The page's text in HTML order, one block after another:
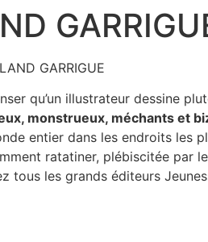
GARRIGUE
qu’un illustrateur dessine
monstrueux, méchants et
entier dans les endroits les
ratatiner, plébiscitée par
tous les grands éditeurs